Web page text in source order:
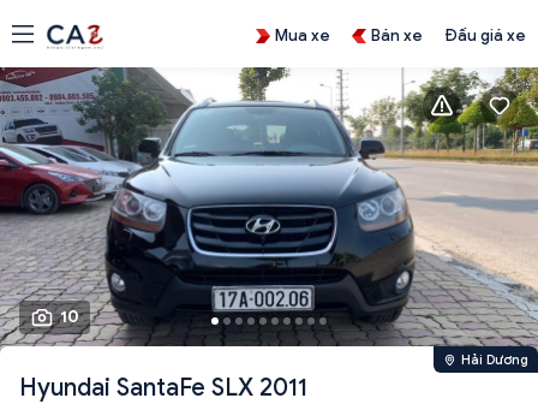
Mua xe Bán xe Đấu giá xe
10
Hải Dương
Hyundai SantaFe SLX 2011